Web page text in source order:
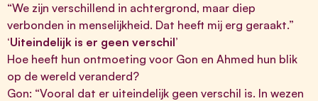
“We zijn verschillend in achtergrond, maar diep
verbonden in menselijkheid. Dat heeft mij erg geraakt.”
‘Uiteindelijk is er geen verschil’
Hoe heeft hun ontmoeting voor Gon en Ahmed hun blik
op de wereld veranderd?
Gon: “Vooral dat er uiteindelijk geen verschil is. In wezen